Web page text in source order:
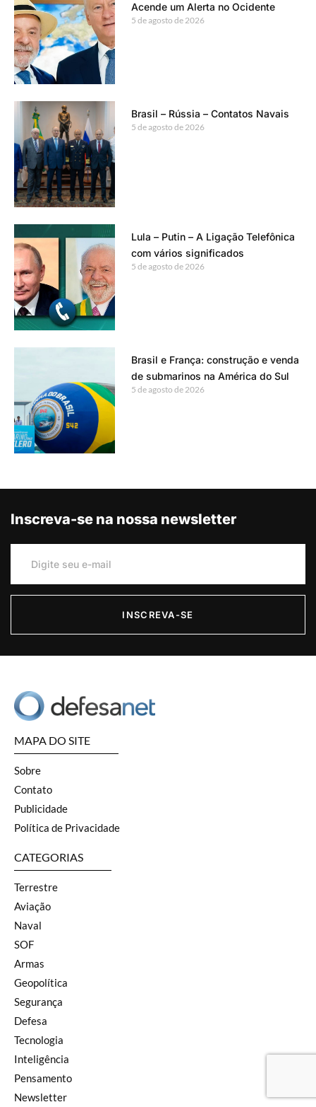
Acende um Alerta no Ocidente
5 de agosto de 2026
Brasil – Rússia – Contatos Navais
5 de agosto de 2026
Lula – Putin – A Ligação Telefônica
com vários significados
5 de agosto de 2026
Brasil e França: construção e venda
de submarinos na América do Sul
5 de agosto de 2026
Inscreva-se na nossa newsletter
INSCREVA-SE
MAPA DO SITE
Sobre
Contato
Publicidade
Política de Privacidade
CATEGORIAS
Terrestre
Aviação
Naval
SOF
Armas
Geopolítica
Segurança
Defesa
Tecnologia
Inteligência
Pensamento
Newsletter